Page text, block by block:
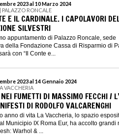
2023 al 10 Marzo 2024
| PALAZZO RONCALE
E IL CARDINALE. I CAPOLAVORI
SILVESTRI
appuntamento di Palazzo Roncale, sede
della Fondazione Cassa di Risparmio di
con “Il Conte e...
2023 al 14 Gennaio 2024
VACCHERIA
NEI FUMETTI DI MASSIMO FECCHI /
DI RODOLFO VALCARENGHI
anno di vita La Vaccheria, lo spazio
Municipio IX Roma Eur, ha accolto grandi
Warhol & ...